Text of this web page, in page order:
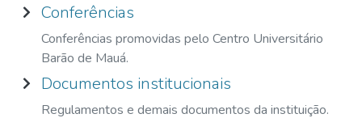
Conferências
Conferências promovidas pelo Centro Universitário
Barão de Mauá.
Documentos institucionais
Regulamentos e demais documentos da instituição.